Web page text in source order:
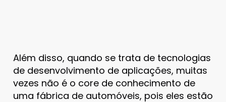
Além disso, quando se trata de tecnologias
de desenvolvimento de aplicações, muitas
vezes não é o core de conhecimento de
uma fábrica de automóveis, pois eles estão